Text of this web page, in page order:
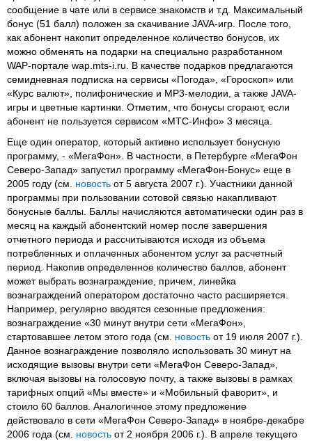
сообщение в чате или в сервисе знакомств и т.д. Максимальный
бонус (51 балл) положен за скачивание JAVA-игр. После того,
как абонент накопит определенное количество бонусов, их
можно обменять на подарки на специально разработанном
WAP-портале wap.mts-i.ru. В качестве подарков предлагаются
семидневная подписка на сервисы «Погода», «Гороскоп» или
«Курс валют», полифонические и MP3-мелодии, а также JAVA-
игры и цветные картинки. Отметим, что бонусы сгорают, если
абонент не пользуется сервисом «МТС-Инфо» 3 месяца.
Еще один оператор, который активно использует бонусную
программу, - «МегаФон». В частности, в Петербурге «МегаФон
Северо-Запад» запустил программу «МегаФон-Бонус» еще в
2005 году (см. новость от 5 августа 2007 г.). Участники данной
программы при пользовании сотовой связью накапливают
бонусные баллы. Баллы начисляются автоматически один раз в
месяц на каждый абонентский номер после завершения
отчетного периода и рассчитываются исходя из объема
потребленных и оплаченных абонентом услуг за расчетный
период. Накопив определенное количество баллов, абонент
может выбрать вознаграждение, причем, линейка
вознаграждений оператором достаточно часто расширяется.
Например, регулярно вводятся сезонные предложения:
вознаграждение «30 минут внутри сети «МегаФон»,
стартовавшее летом этого года (см. новость от 19 июля 2007 г.).
Данное вознаграждение позволяло использовать 30 минут на
исходящие вызовы внутри сети «МегаФон Северо-Запад»,
включая вызовы на голосовую почту, а также вызовы в рамках
тарифных опций «Мы вместе» и «Мобильный фаворит», и
стоило 60 баллов. Аналогичное этому предложение
действовало в сети «МегаФон Северо-Запад» в ноябре-декабре
2006 года (см. новость от 2 ноября 2006 г.). В апреле текущего